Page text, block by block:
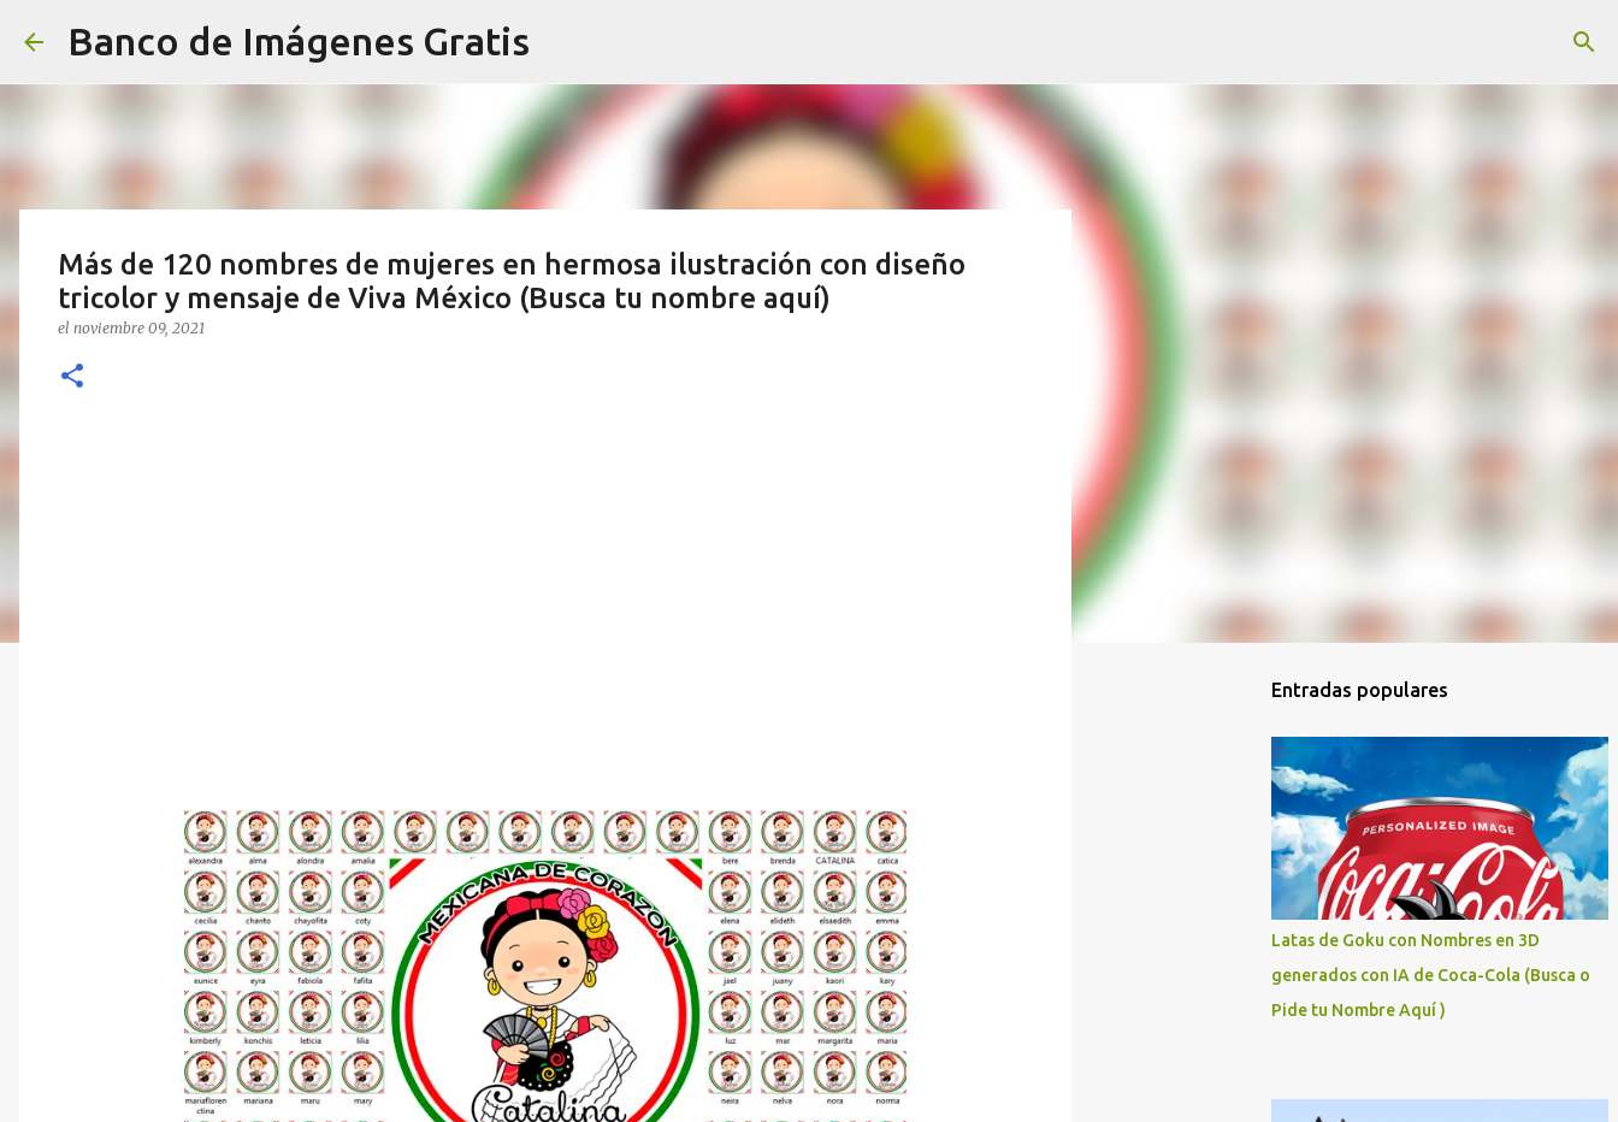
Banco de Imágenes Gratis
Más de 120 nombres de mujeres en hermosa ilustración con diseño
tricolor y mensaje de Viva México (Busca tu nombre aquí)
el noviembre 09, 2021
Entradas populares
Latas de Goku con Nombres en 3D
generados con IA de Coca-Cola (Busca o
Pide tu Nombre Aquí )